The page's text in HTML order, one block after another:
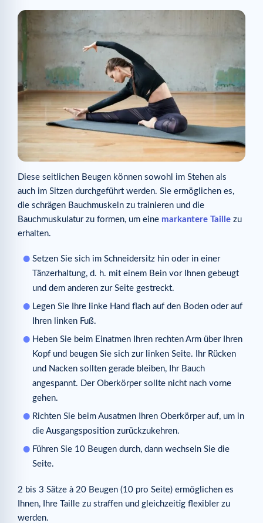
Diese seitlichen Beugen können sowohl im Stehen als
auch im Sitzen durchgeführt werden. Sie ermöglichen es,
die schrägen Bauchmuskeln zu trainieren und die
Bauchmuskulatur zu formen, um eine markantere Taille zu
erhalten.
Setzen Sie sich im Schneidersitz hin oder in einer
Tänzerhaltung, d. h. mit einem Bein vor Ihnen gebeugt
und dem anderen zur Seite gestreckt.
Legen Sie Ihre linke Hand flach auf den Boden oder auf
Ihren linken Fuß.
Heben Sie beim Einatmen Ihren rechten Arm über Ihren
Kopf und beugen Sie sich zur linken Seite. Ihr Rücken
und Nacken sollten gerade bleiben, Ihr Bauch
angespannt. Der Oberkörper sollte nicht nach vorne
gehen.
Richten Sie beim Ausatmen Ihren Oberkörper auf, um in
die Ausgangsposition zurückzukehren.
Führen Sie 10 Beugen durch, dann wechseln Sie die
Seite.
2 bis 3 Sätze à 20 Beugen (10 pro Seite) ermöglichen es
Ihnen, Ihre Taille zu straffen und gleichzeitig flexibler zu
werden.